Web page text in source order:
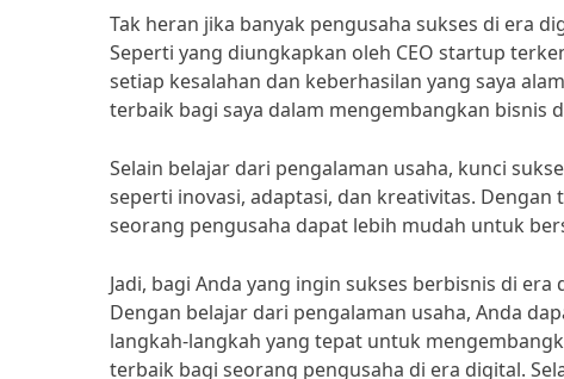
Tak heran jika banyak pengusaha sukses di era
Seperti yang diungkapkan oleh CEO startup
setiap kesalahan dan keberhasilan yang saya
terbaik bagi saya dalam mengembangkan bisnis
Selain belajar dari pengalaman usaha, kunci
seperti inovasi, adaptasi, dan kreativitas.
seorang pengusaha dapat lebih mudah untuk
Jadi, bagi Anda yang ingin sukses berbisnis di
Dengan belajar dari pengalaman usaha, Anda
langkah-langkah yang tepat untuk
terbaik bagi seorang pengusaha di era digital.